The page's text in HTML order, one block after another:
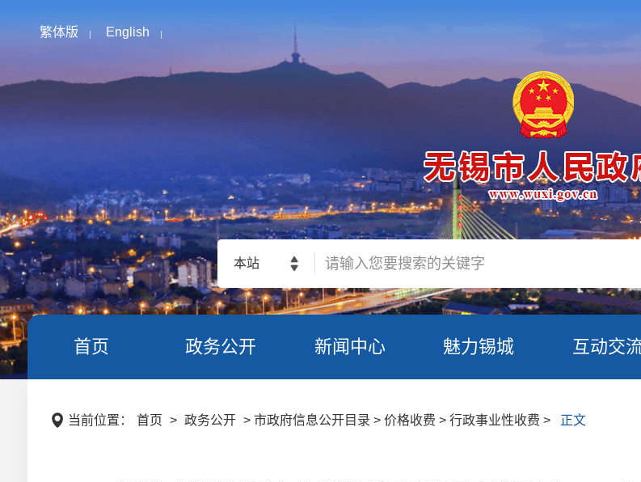
繁体版 English
本站
首页 政务公开 新闻中心 魅力锡城 互动交
当前位置： 首页 > 政务公开 > 市政府信息公开目录 > 价格收费 > 行政事业性收费 > 正文